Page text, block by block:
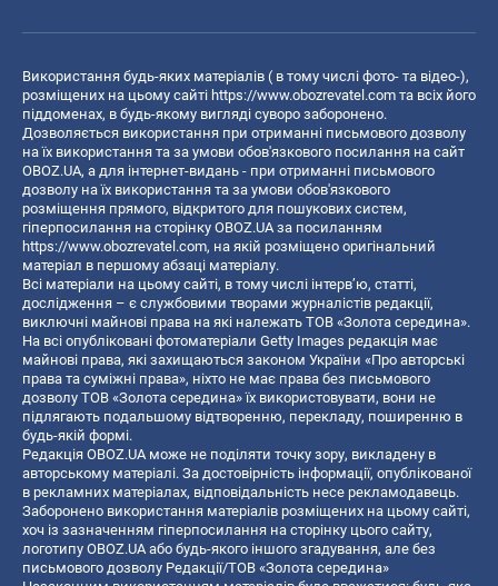
Використання будь-яких матеріалів ( в тому числі фото- та відео-),
розміщених на цьому сайті https://www.obozrevatel.com та всіх його
піддоменах, в будь-якому вигляді суворо заборонено.
Дозволяється використання при отриманні письмового дозволу
на їх використання та за умови обов'язкового посилання на сайт
OBOZ.UA, а для інтернет-видань - при отриманні письмового
дозволу на їх використання та за умови обов'язкового
розміщення прямого, відкритого для пошукових систем,
гіперпосилання на сторінку OBOZ.UA за посиланням
https://www.obozrevatel.com, на якій розміщено оригінальний
матеріал в першому абзаці матеріалу.
Всі матеріали на цьому сайті, в тому числі інтерв’ю, статті,
дослідження – є службовими творами журналістів редакції,
виключні майнові права на які належать ТОВ «Золота середина».
На всі опубліковані фотоматеріали Getty Images редакція має
майнові права, які захищаються законом України «Про авторські
права та суміжні права», ніхто не має права без письмового
дозволу ТОВ «Золота середина» їх використовувати, вони не
підлягають подальшому відтворенню, перекладу, поширенню в
будь-якій формі.
Редакція OBOZ.UA може не поділяти точку зору, викладену в
авторському матеріалі. За достовірність інформації, опублікованої
в рекламних матеріалах, відповідальність несе рекламодавець.
Заборонено використання матеріалів розміщених на цьому сайті,
хоч із зазначенням гіперпосилання на сторінку цього сайту,
логотипу OBOZ.UA або будь-якого іншого згадування, але без
письмового дозволу Редакції/ТОВ «Золота середина»